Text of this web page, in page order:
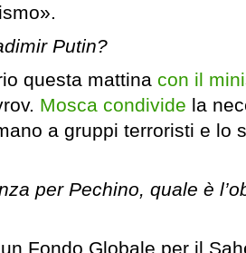
Putin?
questa mattina con il
Mosca condivide la
a gruppi terroristi e lo
per Pechino, quale è
Fondo Globale per il